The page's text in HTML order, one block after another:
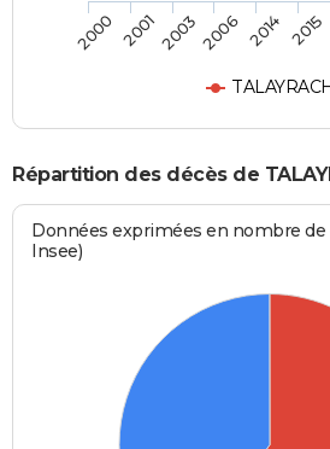
2000 200120032006 2014 2015
Répartition des décès de
Données exprimées en nombre de
Insee)